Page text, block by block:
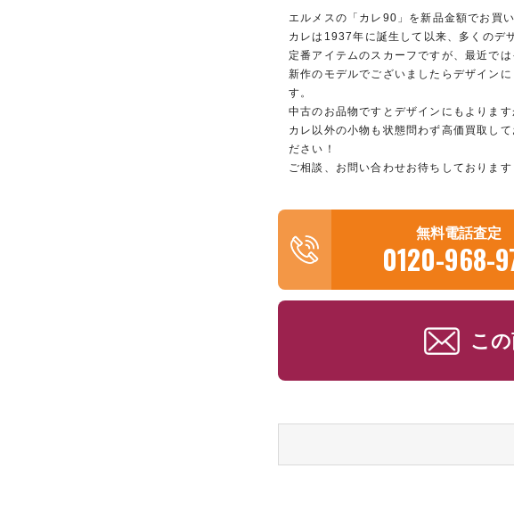
エルメスの「カレ90」を新品金額でお買
カレは1937年に誕生して以来、多くのデ
定番アイテムのスカーフですが、最近で
新作のモデルでございましたらデザイン
す。
中古のお品物ですとデザインにもよりま
カレ以外の小物も状態問わず高価買取し
ださい！
ご相談、お問い合わせお待ちしております
無料電話査定
0120-968-
こ